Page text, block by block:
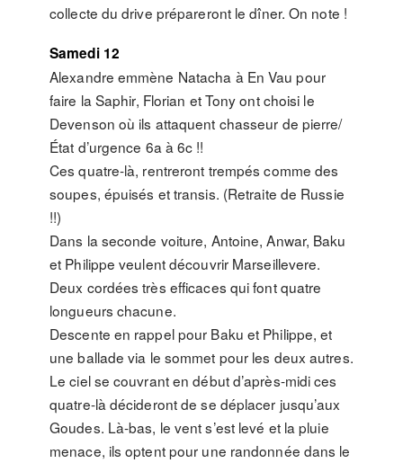
collecte du drive prépareront le dîner. On note !
Samedi 12
Alexandre emmène Natacha à En Vau pour
faire la Saphir, Florian et Tony ont choisi le
Devenson où ils attaquent chasseur de pierre/
État d’urgence 6a à 6c !!
Ces quatre-là, rentreront trempés comme des
soupes, épuisés et transis. (Retraite de Russie
!!)
Dans la seconde voiture, Antoine, Anwar, Baku
et Philippe veulent découvrir Marseillevere.
Deux cordées très efficaces qui font quatre
longueurs chacune.
Descente en rappel pour Baku et Philippe, et
une ballade via le sommet pour les deux autres.
Le ciel se couvrant en début d’après-midi ces
quatre-là décideront de se déplacer jusqu’aux
Goudes. Là-bas, le vent s’est levé et la pluie
menace, ils optent pour une randonnée dans le